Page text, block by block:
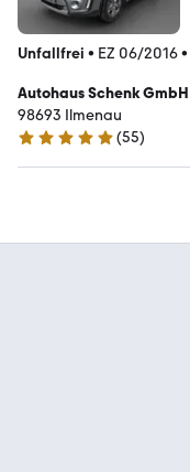
Unfallfrei • EZ 06/2016•
Autohaus Schenk GmbH
98693 Ilmenau
4.9 Sterne
(55)